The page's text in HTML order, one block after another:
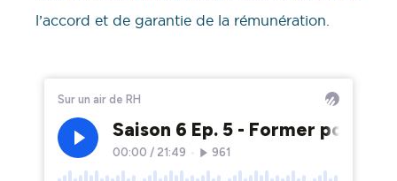
l’accord et de garantie de la rémunération.